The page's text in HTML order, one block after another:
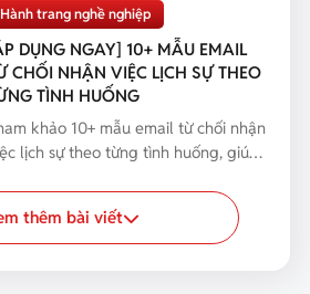
bạn phản...
Hành trang nghề nghiệp
DỤNG NGAY] 10+ MẪU EMAIL
CHỐI NHẬN VIỆC LỊCH SỰ THEO
TÌNH HUỐNG
khảo 10+ mẫu email từ chối nhận
lịch sự theo từng tình huống, giúp
thêm bài viết